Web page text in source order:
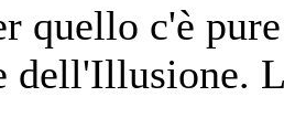
quello c'è
dell'Illusione.